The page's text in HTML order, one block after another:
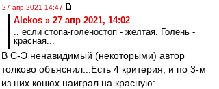
27 апр 2021 14:47
Alekos » 27 апр 2021, 14:02
.. если стопа-голеностоп - желтая. Голень -
красная...
В С-Э ненавидимый (некоторыми) автор
толково объяснил...Есть 4 критерия, и по 3-м
из них конюх наиграл на красную: